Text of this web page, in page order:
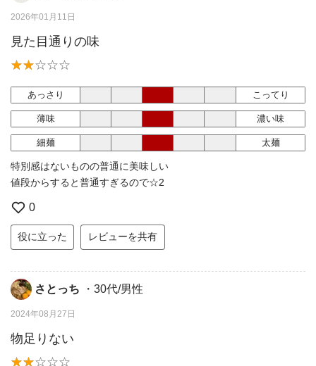
2026年01月11日
見た目通りの味
あっさり こってり
薄味 濃い味
細麺 太麺
特別感はないものの普通に美味しい
値段からすると普通すぎるので☆2
0
役に立った レビューを共有
さとっち ・30代/男性
2024年08月27日
物足りない